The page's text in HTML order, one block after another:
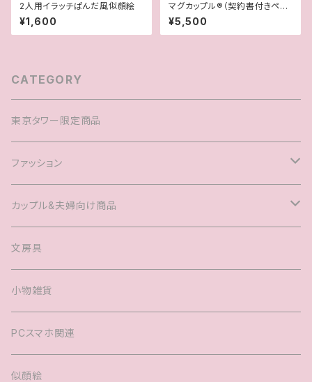
2人用イラッチぱんだ風似顔絵
¥1,600
マグカップル®︎（契約書付きペア
マグカップ）
¥5,500
CATEGORY
東京タワー限定商品
ファッション
Tシャツ
キャップ
ヘアアクセサリー
バック
キッズTシャツ
カップル&夫婦向け商品
マグカップル®️
婚姻届
文房具
小物雑貨
PCスマホ関連
似顔絵